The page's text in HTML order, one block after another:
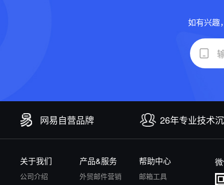
如有兴趣
网易自营品牌 26年专业技术
关于我们
公司介绍
产品&服务
外贸邮件营销
帮助中心
邮箱工具